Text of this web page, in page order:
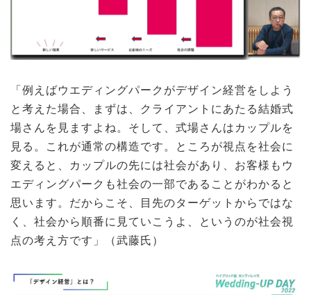
「例えばウエディングパークがデザイン経営をしよう
と考えた場合、まずは、クライアントにあたる結婚式
場さんを見ますよね。そして、式場さんはカップルを
見る。これが通常の構造です。ところが視点を社会に
変えると、カップルの先には社会があり、お客様もウ
エディングパークも社会の一部であることがわかると
思います。だからこそ、目先のターゲットからではな
く、社会から順番に見ていこうよ、というのが社会視
点の考え方です」（武藤氏）